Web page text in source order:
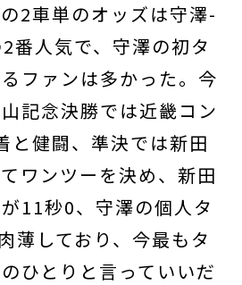
2車単のオッズは守澤-
番人気で、守澤の初タ
ファンは多かった。今
記念決勝では近畿コン
と健闘、準決では新田
ワンツーを決め、新田
11秒0、守澤の個人タ
薄しており、今最もタ
ひとりと言っていいだ